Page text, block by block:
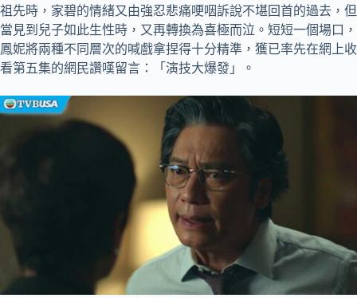
祖先時，家碧的情緒又由強忍悲痛哽咽訴說不堪回首的過去，但
當見到兒子如此生性時，又再轉換為喜極而泣。短短一個場口，
鳳妮將兩種不同層次的喊戲拿捏得十分精準，獲已率先在網上收
看第五集的網民讚嘆留言：「演技大爆發」。